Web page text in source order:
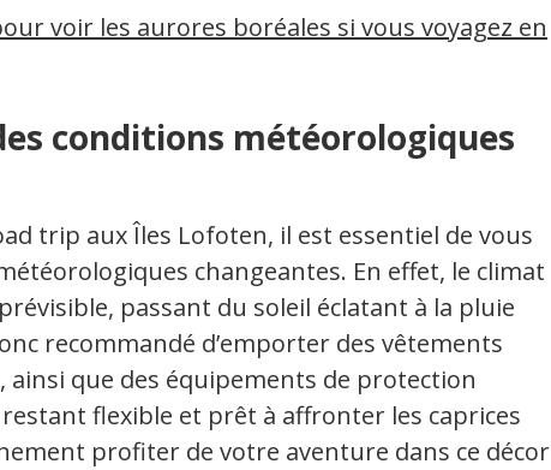
voir les aurores boréales si vous voyagez en
conditions météorologiques
trip aux Îles Lofoten, il est essentiel de vous
changeantes. En effet, le climat
passant du soleil éclatant à la pluie
recommandé d’emporter des vêtements
que des équipements de protection
flexible et prêt à affronter les caprices
profiter de votre aventure dans ce décor